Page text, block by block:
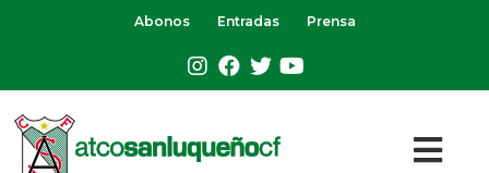
Abonos Entradas Prensa